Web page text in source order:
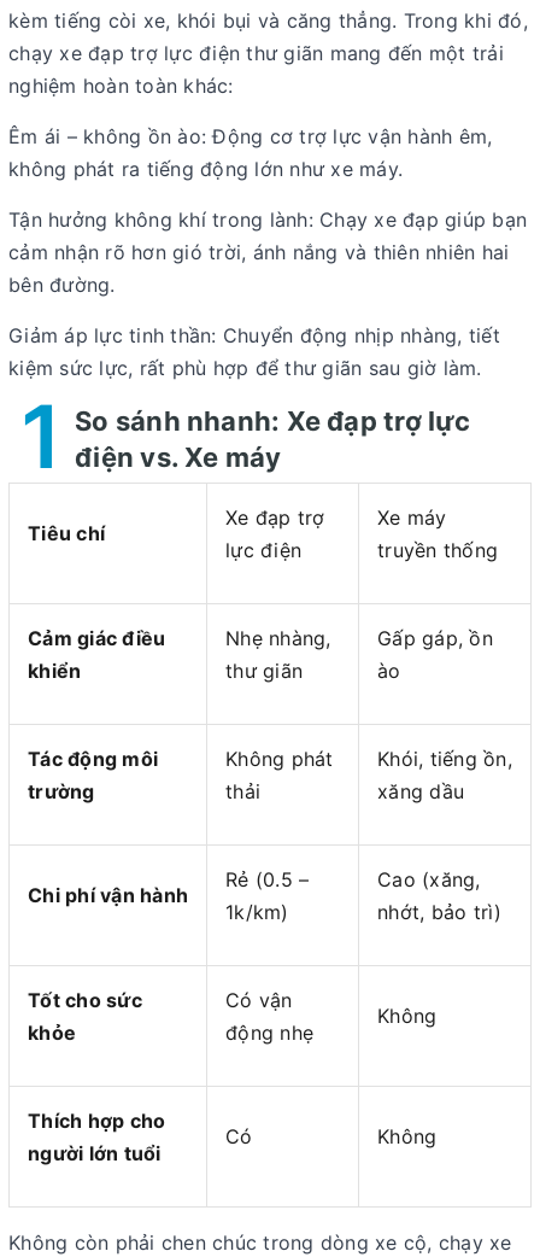
kèm tiếng còi xe, khói bụi và căng thẳng. Trong khi đó,
chạy xe đạp trợ lực điện thư giãn mang đến một trải
nghiệm hoàn toàn khác:
Êm ái – không ồn ào: Động cơ trợ lực vận hành êm,
không phát ra tiếng động lớn như xe máy.
Tận hưởng không khí trong lành: Chạy xe đạp giúp bạn
cảm nhận rõ hơn gió trời, ánh nắng và thiên nhiên hai
bên đường.
Giảm áp lực tinh thần: Chuyển động nhịp nhàng, tiết
kiệm sức lực, rất phù hợp để thư giãn sau giờ làm.
1
So sánh nhanh: Xe đạp trợ lực
điện vs. Xe máy
Tiêu chí
Xe đạp trợ
lực điện
Xe máy
truyền thống
Cảm giác điều
khiển
Nhẹ nhàng,
thư giãn
Gấp gáp, ồn
ào
Tác động môi
trường
Không phát
thải
Khói, tiếng ồn,
xăng dầu
Chi phí vận hành
Rẻ (0.5 –
1k/km)
Cao (xăng,
nhớt, bảo trì)
Tốt cho sức
khỏe
Có vận
động nhẹ
Không
Thích hợp cho
người lớn tuổi
Có Không
Không còn phải chen chúc trong dòng xe cộ, chạy xe